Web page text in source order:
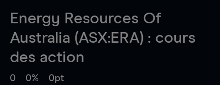
Energy Resources Of
Australia (ASX:ERA) : cours
des action
0 0% 0pt